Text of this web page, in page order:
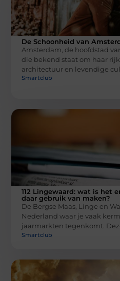
De Schoonheid van
Amsterdam, de hoofdstad
die bekend staat om haar
architectuur en levendige
Smartclub
112 Lingewaard: wat is het
daar gebruik van maken?
De Bergse Maas, Linge en
Nederland waar je vaak
jaarmarkten tegenkomt.
Smartclub